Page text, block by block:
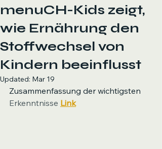
menuCH-Kids zeigt,
wie Ernährung den
Stoffwechsel von
Kindern beeinflusst
Updated: Mar 19
Zusammenfassung der wichtigsten
Erkenntnisse Link